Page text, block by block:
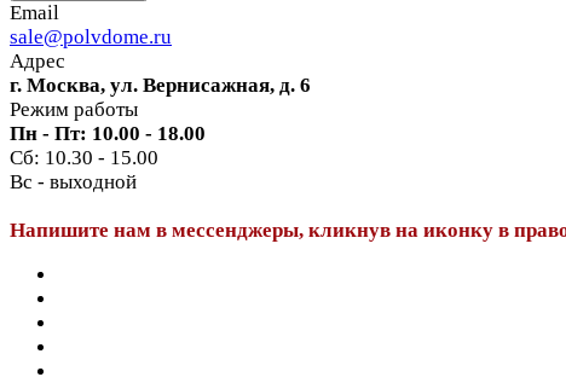
Email
sale@polvdome.ru
Адрес
г. Москва, ул. Вернисажная, д. 6
Режим работы
Пн - Пт: 10.00 - 18.00
Сб: 10.30 - 15.00
Вс - выходной
Напишите нам в мессенджеры, кликнув на иконку в